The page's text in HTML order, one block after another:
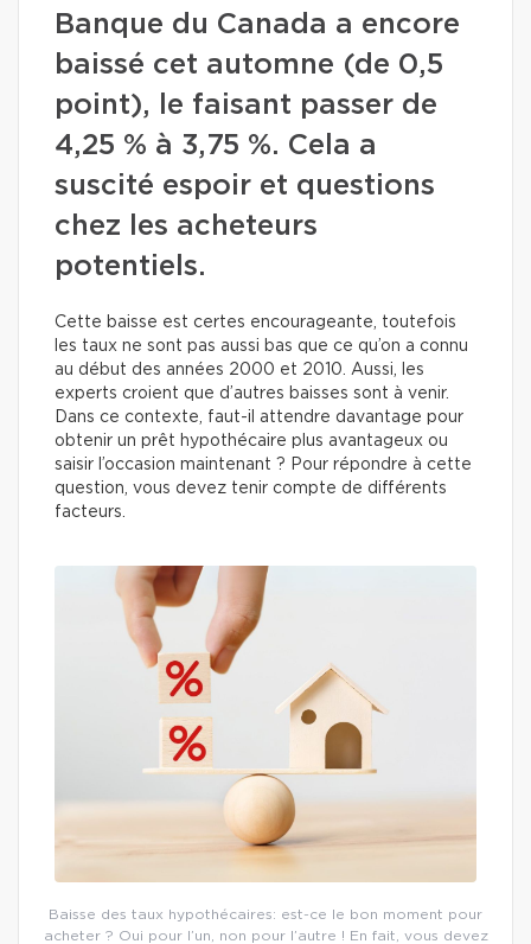
Banque du Canada a encore
baissé cet automne (de 0,5
point), le faisant passer de
4,25 % à 3,75 %. Cela a
suscité espoir et questions
chez les acheteurs
potentiels.
Cette baisse est certes encourageante, toutefois
les taux ne sont pas aussi bas que ce qu’on a connu
au début des années 2000 et 2010. Aussi, les
experts croient que d’autres baisses sont à venir.
Dans ce contexte, faut-il attendre davantage pour
obtenir un prêt hypothécaire plus avantageux ou
saisir l’occasion maintenant ? Pour répondre à cette
question, vous devez tenir compte de différents
facteurs.
Baisse des taux hypothécaires: est-ce le bon moment pour
acheter ? Oui pour l’un, non pour l’autre ! En fait, vous devez